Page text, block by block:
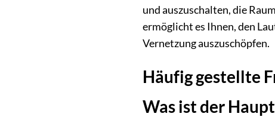
und auszuschalten, die
ermöglicht es Ihnen, den
Vernetzung auszuschöpfen.
Häufig gestellte
Was ist der